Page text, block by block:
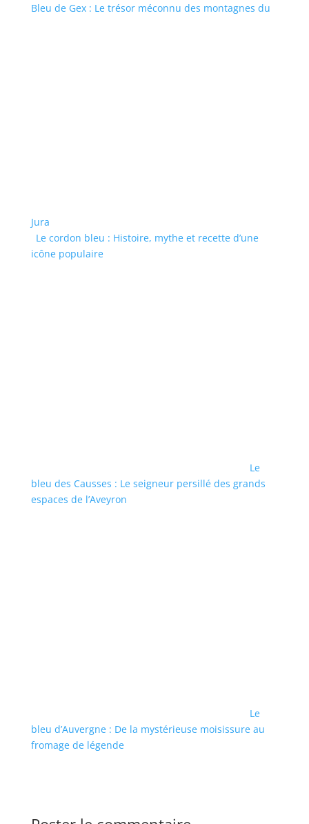
Bleu de Gex : Le trésor méconnu des montagnes du
Jura
Le cordon bleu : Histoire, mythe et recette d’une
icône populaire
Le
bleu des Causses : Le seigneur persillé des grands
espaces de l’Aveyron
Le
bleu d’Auvergne : De la mystérieuse moisissure au
fromage de légende